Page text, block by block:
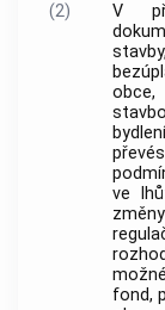
(2)
V
obce,
ve
fond,